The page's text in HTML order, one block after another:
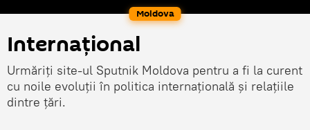
Moldova
Internațional
Urmăriți site-ul Sputnik Moldova pentru a fi la curent
cu noile evoluții în politica internațională și relațiile
dintre țări.